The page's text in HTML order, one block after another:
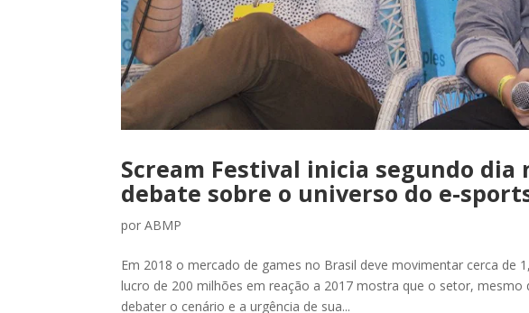
Scream Festival inicia segundo dia
debate sobre o universo do e-
porABMP
Em 2018 o mercado de games no Brasil deve movimentar cerca de
lucro de 200 milhões em reação a 2017 mostra que o setor,
debater o cenário e a urgência de sua...